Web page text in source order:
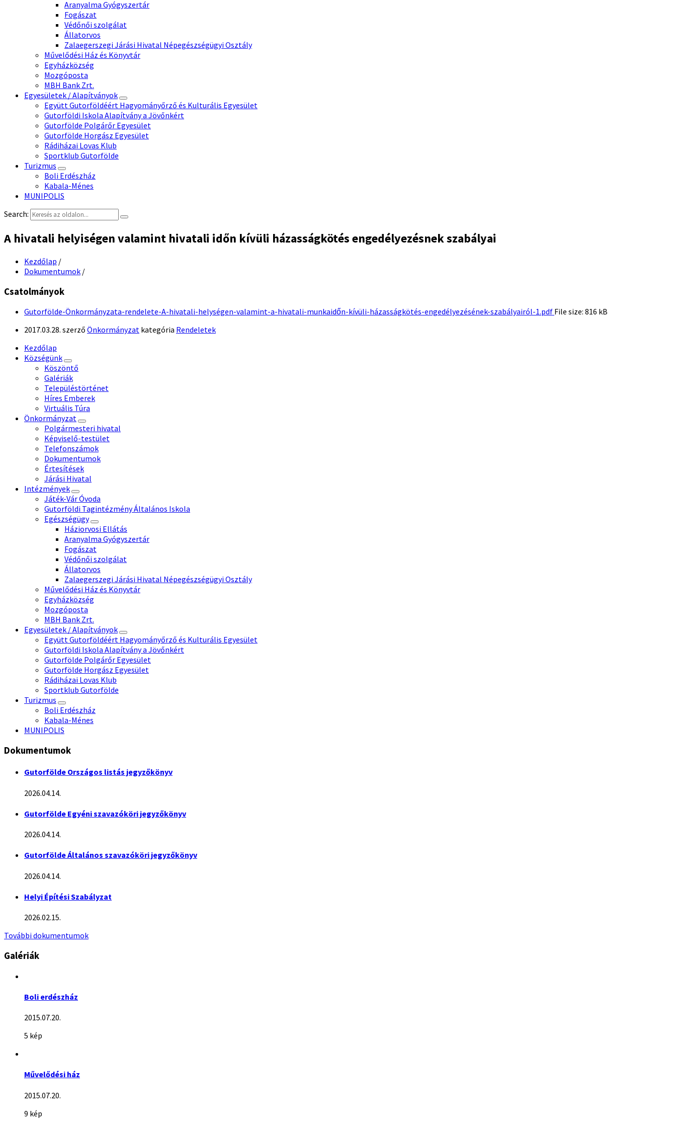
Aranyalma Gyógyszertár
Fogászat
Védőnői szolgálat
Állatorvos
Zalaegerszegi Járási Hivatal Népegészségügyi Osztály
Művelődési Ház és Könyvtár
Egyházközség
Mozgóposta
MBH Bank Zrt.
Egyesületek / Alapítványok
Együtt Gutorföldéért Hagyományőrző és Kulturális Egyesület
Gutorföldi Iskola Alapítvány a Jövőnkért
Gutorfölde Polgárőr Egyesület
Gutorfölde Horgász Egyesület
Rádiházai Lovas Klub
Sportklub Gutorfölde
Turizmus
Boli Erdészház
Kabala-Ménes
MUNIPOLIS
Search:
A hivatali helyiségen valamint hivatali időn kívüli házasságkötés engedélyezésnek szabályai
Kezdőlap /
Dokumentumok /
Csatolmányok
Gutorfölde-Önkormányzata-rendelete-A-hivatali-helységen-valamint-a-hivatali-munkaidőn-kívüli-házasságkötés-engedélyezésének-szabályairól-1.pdf File size: 816 kB
2017.03.28. szerző Önkormányzat kategória Rendeletek
Kezdőlap
Községünk
Köszöntő
Galériák
Településtörténet
Híres Emberek
Virtuális Túra
Önkormányzat
Polgármesteri hivatal
Képviselő-testület
Telefonszámok
Dokumentumok
Értesítések
Járási Hivatal
Intézmények
Játék-Vár Óvoda
Gutorföldi Tagintézmény Általános Iskola
Egészségügy
Háziorvosi Ellátás
Aranyalma Gyógyszertár
Fogászat
Védőnői szolgálat
Állatorvos
Zalaegerszegi Járási Hivatal Népegészségügyi Osztály
Művelődési Ház és Könyvtár
Egyházközség
Mozgóposta
MBH Bank Zrt.
Egyesületek / Alapítványok
Együtt Gutorföldéért Hagyományőrző és Kulturális Egyesület
Gutorföldi Iskola Alapítvány a Jövőnkért
Gutorfölde Polgárőr Egyesület
Gutorfölde Horgász Egyesület
Rádiházai Lovas Klub
Sportklub Gutorfölde
Turizmus
Boli Erdészház
Kabala-Ménes
MUNIPOLIS
Dokumentumok
Gutorfölde Országos listás jegyzőkönyv
2026.04.14.
Gutorfölde Egyéni szavazóköri jegyzőkönyv
2026.04.14.
Gutorfölde Általános szavazóköri jegyzőkönyv
2026.04.14.
Helyi Építési Szabályzat
2026.02.15.
További dokumentumok
Galériák
Boli erdészház
2015.07.20.
5 kép
Művelődési ház
2015.07.20.
9 kép